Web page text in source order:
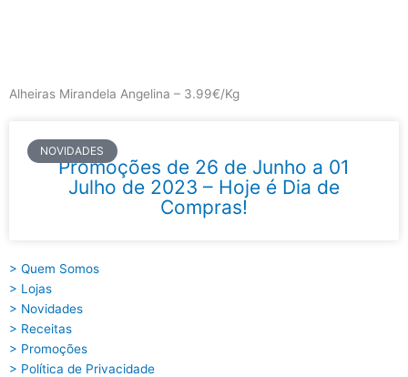
Alheiras Mirandela Angelina – 3.99€/Kg
NOVIDADES
Promoções de 26 de Junho a 01
Julho de 2023 – Hoje é Dia de
Compras!
> Quem Somos
> Lojas
> Novidades
> Receitas
> Promoções
> Política de Privacidade